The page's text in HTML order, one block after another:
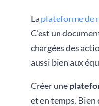
La plateforme de
C’est un
chargées des
aussi bien aux
Créer une
et en temps. Bien